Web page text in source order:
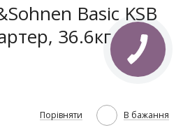
Basic KSB
36.6кг
Порівняти В бажання